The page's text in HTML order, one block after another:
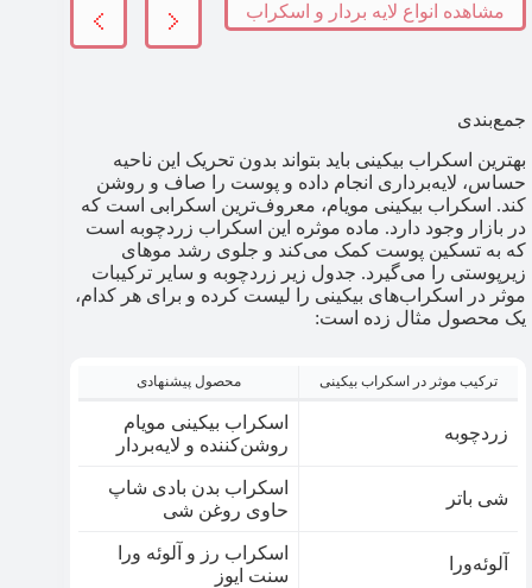
مشاهده انواع لایه بردار و اسکراب
جمع‌بندی
بهترین اسکراب بیکینی باید بتواند بدون تحریک این ناحیه
حساس، لایه‌برداری انجام داده و پوست را صاف و روشن
کند. اسکراب بیکینی مویام، معروف‌ترین اسکرابی است که
در بازار وجود دارد. ماده موثره این اسکراب زردچوبه است
که به تسکین پوست کمک می‌کند و جلوی رشد موهای
زیرپوستی را می‌گیرد. جدول زیر زردچوبه و سایر ترکیبات
موثر در اسکراب‌های بیکینی را لیست کرده و برای هر کدام،
یک محصول مثال زده است:
ترکیب موثر در اسکراب بیکینی محصول پیشنهادی
زردچوبه
اسکراب بیکینی مویام
روشن‌کننده و لایه‌بردار
شی باتر
اسکراب بدن بادی شاپ
حاوی روغن شی
آلوئه‌ورا
اسکراب رز و آلوئه ورا
سنت ایوز